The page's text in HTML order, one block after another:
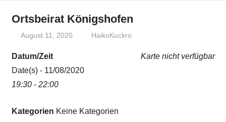
Ortsbeirat Königshofen
August 11, 2020 HaikoKuckro
Karte nicht verfügbar
Datum/Zeit
Date(s) - 11/08/2020
19:30 - 22:00
Kategorien Keine Kategorien